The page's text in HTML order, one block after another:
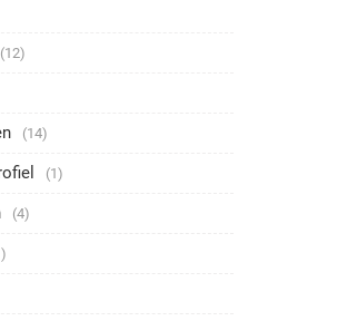
(12)
(14)
(1)
(4)